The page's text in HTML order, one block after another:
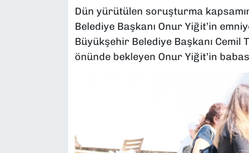
Dün yürütülen soruşturma
Belediye Başkanı Onur Yiğit’in
Büyükşehir Belediye Başkanı Cemil
önünde bekleyen Onur Yiğit’in